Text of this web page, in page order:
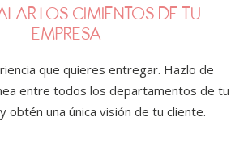
LOS CIMIENTOS DE TU
EMPRESA
que quieres entregar. Hazlo de
entre todos los departamentos de tu
obtén una única visión de tu cliente.